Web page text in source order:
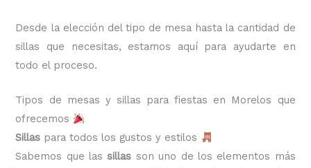
Desde la elección del tipo de mesa hasta la cantidad de
sillas que necesitas, estamos aquí para ayudarte en
todo el proceso.
Tipos de mesas y sillas para fiestas en Morelos que
ofrecemos
Sillas para todos los gustos y estilos
Sabemos que lassillas son uno de los elementos más